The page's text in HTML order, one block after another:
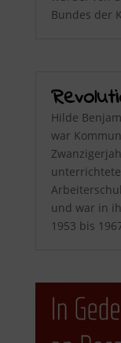
Bundes der
Hilde
war
und war in
1953 bis